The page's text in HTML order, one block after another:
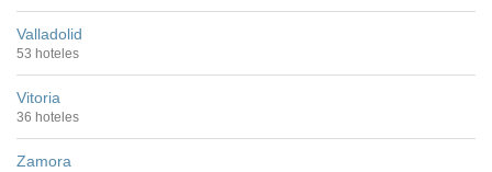
Valladolid
53 hoteles
Vitoria
36 hoteles
Zamora